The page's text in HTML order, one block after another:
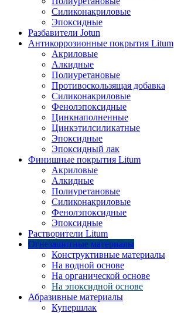
Силиконакриловые
Эпоксидные
Разбавители Jotun
Антикоррозионные покрытия Litum
Акриловые
Алкидные
Полиуретановые
Противоскользящая добавка
Силиконакриловые
Фенолэпоксидные
Цинкнаполненные
Цинкэтилсиликатные
Эпоксидные
Эпоксидный лак
Финишные покрытия Litum
Акриловые
Алкидные
Полиуретановые
Силиконакриловые
Фенолэпоксидные
Эпоксидные
Растворители Litum
Огнезащитные материалы
Конструктивные материалы
На водной основе
На органической основе
На эпоксидной основе
Абразивные материалы
Купершлак